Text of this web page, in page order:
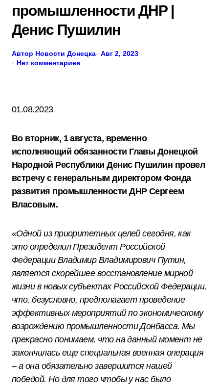
промышленности ДНР |
Денис Пушилин
Автор Новости Донецка
Авг 2, 2023
Нет комментариев
01.08.2023
Во вторник, 1 августа, временно
исполняющий обязанности Главы Донецкой
Народной Республики Денис Пушилин провел
встречу с генеральным директором Фонда
развития промышленности ДНР Сергеем
Власовым.
«Одной из приоритетных целей сегодня, как
это определил Президент Российской
Федерации Владимир Владимирович Путин,
является скорейшее восстановление мирной
жизни в новых субъектах Российской Федерации,
что, безусловно, предполагает проведение
эффективных мероприятий по экономическому
возрождению промышленности Донбасса. Мы
прекрасно понимаем, что на данный момент не
закончилась еще специальная военная операция
– а она обязательно завершится нашей
победой. Но для того чтобы у нас было